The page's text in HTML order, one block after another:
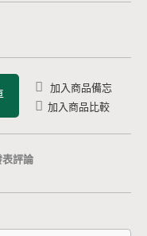
加入商品備忘
加入商品比較
表評論